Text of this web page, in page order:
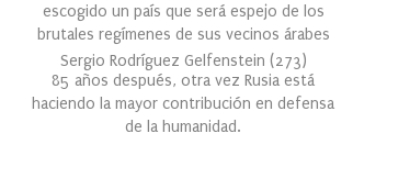
escogido un país que será espejo de los
brutales regímenes de sus vecinos árabes
Sergio Rodríguez Gelfenstein (273)
85 años después, otra vez Rusia está
haciendo la mayor contribución en defensa
de la humanidad.